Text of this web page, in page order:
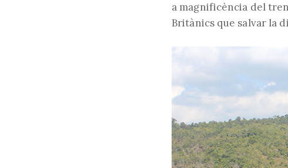
a magnificència del
Britànics que salvar la